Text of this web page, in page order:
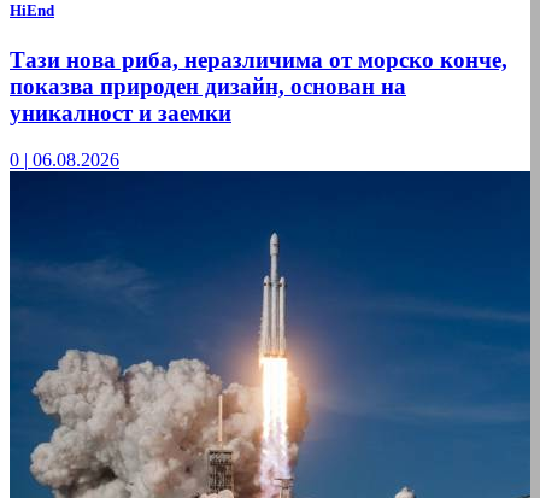
HiEnd
Тази нова риба, неразличима от морско конче,
показва природен дизайн, основан на
уникалност и заемки
0 | 06.08.2026